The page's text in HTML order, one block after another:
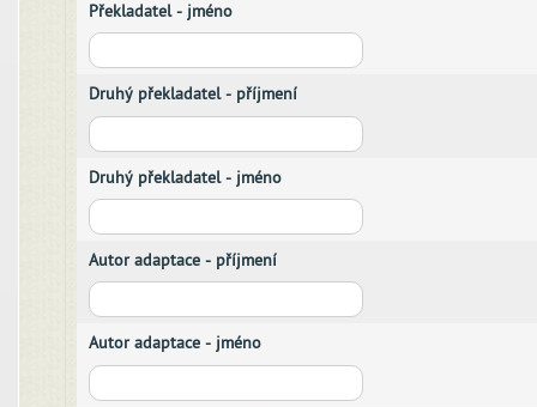
Překladatel - jméno
Druhý překladatel - příjmení
Druhý překladatel - jméno
Autor adaptace - příjmení
Autor adaptace - jméno